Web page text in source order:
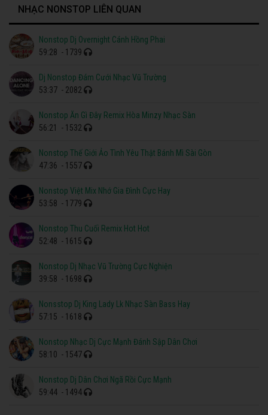
NHẠC NONSTOP LIÊN QUAN
Nonstop Dj Overnight Cánh Hồng Phai
59:28 - 1739
Dj Nonstop Đám Cưới Nhạc Vũ Trường
53:37 - 2082
Nonstop Ăn Gì Đây Remix Hòa Minzy Nhạc Sàn
56:21
- 1532
Nonstop Thế Giới Ảo Tình Yêu Thật Bánh Mì Sài Gòn
47:36 - 1557
Nonstop Việt Mix Nhớ Gia Đình Cực Hay
53:58 - 1779
Nonstop Thu Cuối Remix Hot Hot
52:48 - 1615
Nonstop Dj Nhạc Vũ Trường Cực Nghiện
39:58 - 1698
Nonsstop Dj King Lady Lk Nhạc Sàn Bass Hay
57:15 - 1618
Nonstop Nhạc Dj Cực Mạnh Đánh Sập Dân Chơi
58:10 - 1547
Nonstop Dj Dân Chơi Ngã Rồi Cực Mạnh
59:44 - 1494